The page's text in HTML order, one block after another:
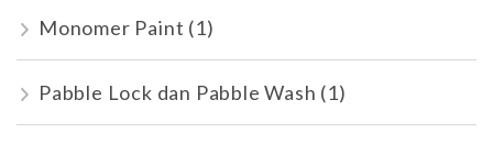
Monomer Paint (1)
Pabble Lock dan Pabble Wash (1)